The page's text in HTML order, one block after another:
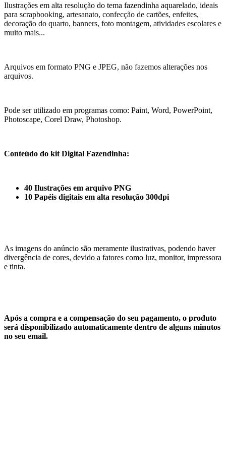
Ilustrações em alta resolução do tema fazendinha aquarelado, ideais
para scrapbooking, artesanato, confecção de cartões, enfeites,
decoração do quarto, banners, foto montagem, atividades escolares e
muito mais...
Arquivos em formato PNG e JPEG, não fazemos alterações nos
arquivos.
Pode ser utilizado em programas como: Paint, Word, PowerPoint,
Photoscape, Corel Draw, Photoshop.
Conteúdo do kit Digital Fazendinha:
40 Ilustrações em arquivo PNG
10 Papéis digitais em alta resolução 300dpi
As imagens do anúncio são meramente ilustrativas, podendo haver
divergência de cores, devido a fatores como luz, monitor, impressora
e tinta.
Após a compra e a compensação do seu pagamento, o produto
será disponibilizado automaticamente dentro de alguns minutos
no seu email.